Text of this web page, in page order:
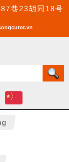
巷23胡同18号